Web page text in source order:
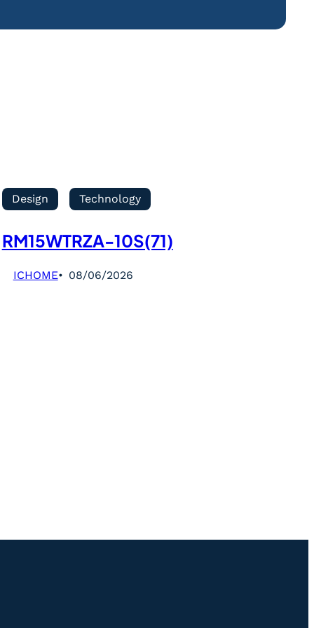
Design Technology
RM15WTRZA-10S(71)
ICHOME 08/06/2026